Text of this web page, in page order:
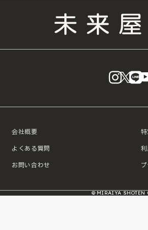
X
会社概要
よくある質問
お問い合わせ
© MIRAIYA SHOTEN